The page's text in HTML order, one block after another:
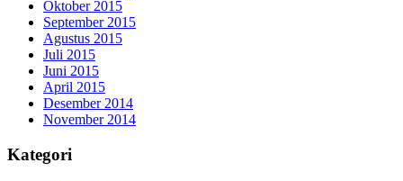
Oktober 2015
September 2015
Agustus 2015
Juli 2015
Juni 2015
April 2015
Desember 2014
November 2014
Kategori